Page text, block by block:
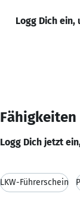
Logg Dich ein,
Logg Dich jetzt
LKW-Führerschein